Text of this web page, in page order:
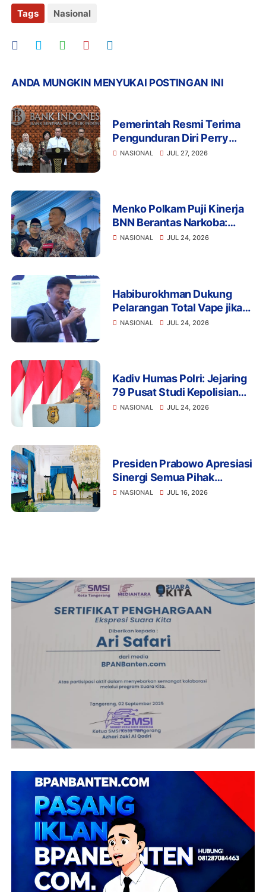
Tags Nasional
ANDA MUNGKIN MENYUKAI POSTINGAN INI
Pemerintah Resmi Terima
Pengunduran Diri Perry
Warjiyo, Destry Damayanti
NASIONAL JUL 27, 2026
Menko Polkam Puji Kinerja
BNN Berantas Narkoba:
Selamatkan Manusia dan
NASIONAL JUL 24, 2026
Habiburokhman Dukung
Pelarangan Total Vape jika
Disalahgunakan untuk
NASIONAL JUL 24, 2026
Kadiv Humas Polri: Jejaring
79 Pusat Studi Kepolisian
Perkuat Transformasi Polri
NASIONAL JUL 24, 2026
Presiden Prabowo Apresiasi
Sinergi Semua Pihak
Wujudkan Proyek LNG
NASIONAL JUL 16, 2026